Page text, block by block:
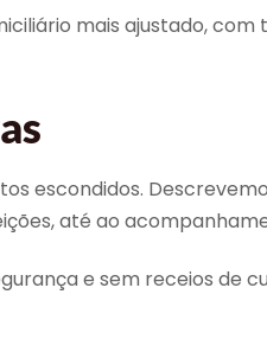
mais ajustado,
escondidos.
até ao
e sem receios de